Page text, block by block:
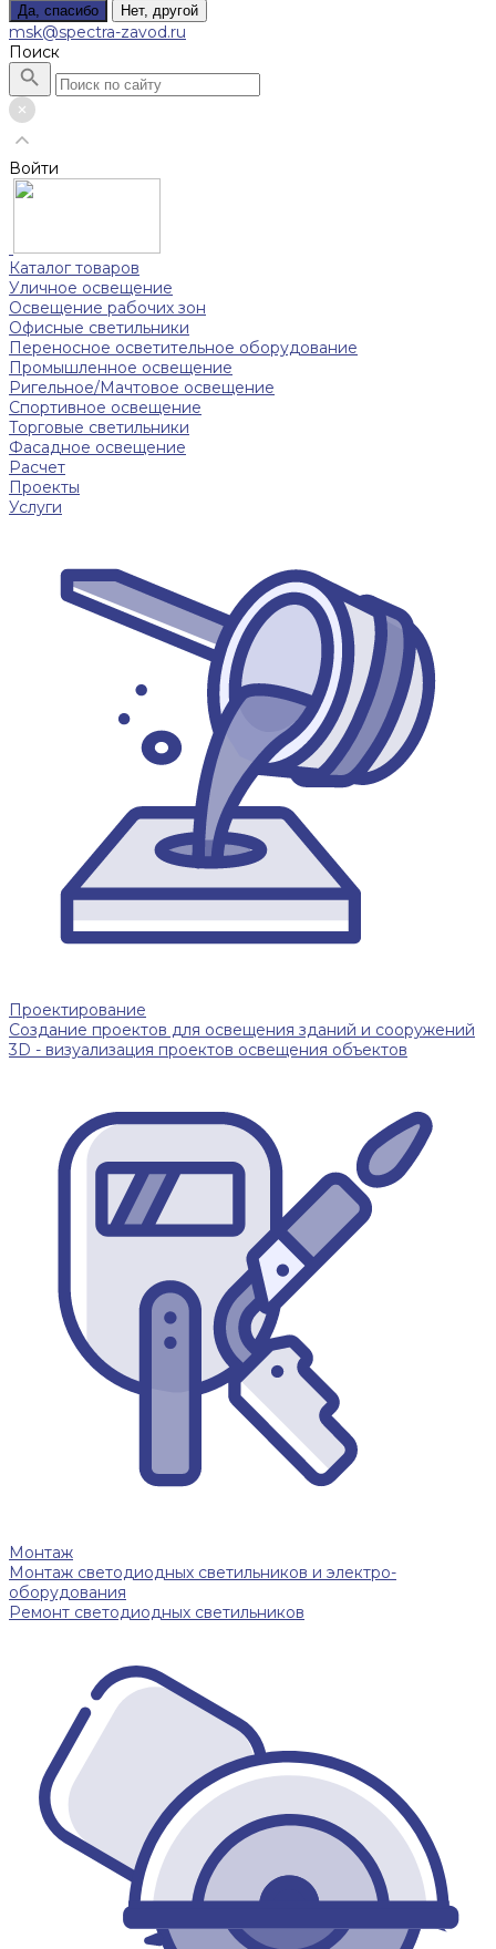
Да, спасибо Нет, другой
msk@spectra-zavod.ru
Поиск
Войти
Каталог товаров
Уличное освещение
Освещение рабочих зон
Офисные светильники
Переносное осветительное оборудование
Промышленное освещение
Ригельное/Мачтовое освещение
Спортивное освещение
Торговые светильники
Фасадное освещение
Расчет
Проекты
Услуги
Проектирование
Создание проектов для освещения зданий и сооружений
3D - визуализация проектов освещения объектов
Монтаж
Монтаж светодиодных светильников и электро-
оборудования
Ремонт светодиодных светильников